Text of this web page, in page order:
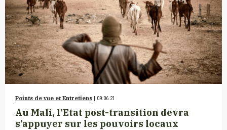
Points de vue et Entretiens | 09.06.21
Au Mali, l’Etat post-transition devra
s’appuyer sur les pouvoirs locaux